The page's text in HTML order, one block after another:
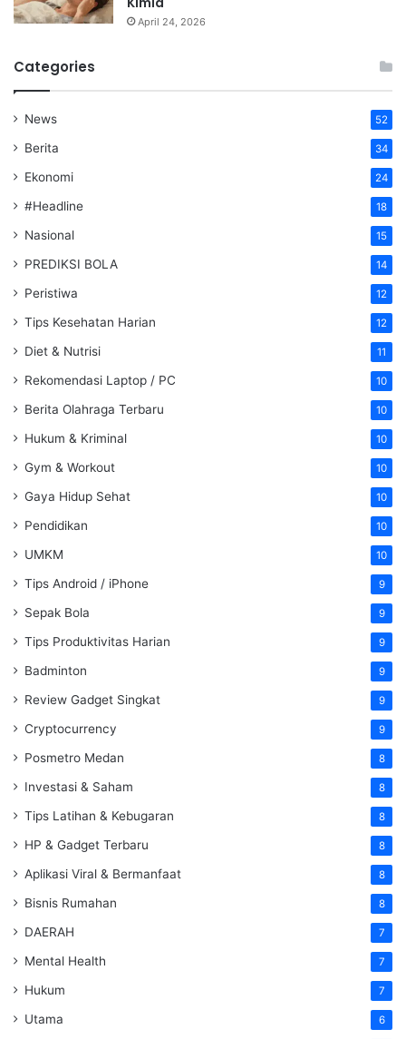
April 24, 2026
Categories
News 52
Berita 34
Ekonomi 24
#Headline 18
Nasional 15
PREDIKSI BOLA 14
Peristiwa 12
Tips Kesehatan Harian 12
Diet & Nutrisi 11
Rekomendasi Laptop / PC 10
Berita Olahraga Terbaru 10
Hukum & Kriminal 10
Gym & Workout 10
Gaya Hidup Sehat 10
Pendidikan 10
UMKM 10
Tips Android / iPhone 9
Sepak Bola 9
Tips Produktivitas Harian 9
Badminton 9
Review Gadget Singkat 9
Cryptocurrency 9
Posmetro Medan 8
Investasi & Saham 8
Tips Latihan & Kebugaran 8
HP & Gadget Terbaru 8
Aplikasi Viral & Bermanfaat 8
Bisnis Rumahan 8
DAERAH 7
Mental Health 7
Hukum 7
Utama 6